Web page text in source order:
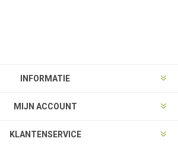
INFORMATIE
MIJN ACCOUNT
KLANTENSERVICE